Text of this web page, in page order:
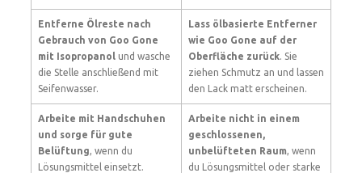
Entferne Ölreste nach
Gebrauch von Goo Gone
mit Isopropanol und wasche
die Stelle anschließend mit
Seifenwasser.
Lass ölbasierte Entferner
wie Goo Gone auf der
Oberfläche zurück. Sie
ziehen Schmutz an und lassen
den Lack matt erscheinen.
Arbeite mit Handschuhen
und sorge für gute
Belüftung, wenn du
Lösungsmittel einsetzt.
Arbeite nicht in einem
geschlossenen,
unbelüfteten Raum, wenn
du Lösungsmittel oder starke